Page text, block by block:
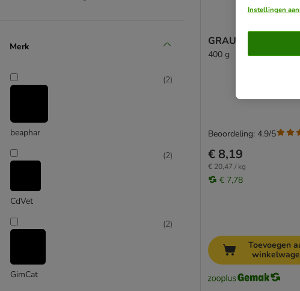
Natuurlijk
Merk
beaphar
(2)
CdVet
(2)
GimCat
(2)
GRAU Zeealgenmeel
400 g
€ 8,19
€ 20,47 / kg
€ 7,78
Beoordeling: 4.9/5
Toevoegen
Instellingen